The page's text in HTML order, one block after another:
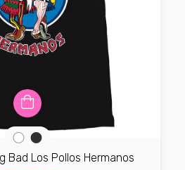
Bad Los Pollos Hermanos